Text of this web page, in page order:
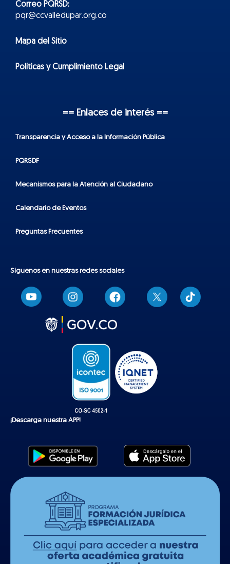
Correo PQRSD:
pqr@ccvalledupar.org.co
Mapa del Sitio
Políticas y Cumplimiento Legal
== Enlaces de interés ==
Transparencia y Acceso a la Información Pública
PQRSDF
Mecanismos para la Atención al Ciudadano
Calendario de Eventos
Preguntas Frecuentes
Síguenos en nuestras redes sociales
T
i
k
¡Descarga nuestra APP!